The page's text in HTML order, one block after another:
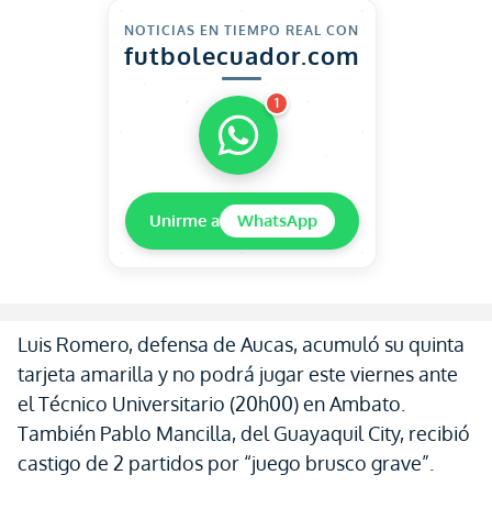
NOTICIAS EN TIEMPO REAL CON
futbolecuador.com
1
Unirme a WhatsApp
Luis Romero, defensa de Aucas, acumuló su quinta
tarjeta amarilla y no podrá jugar este viernes ante
el Técnico Universitario (20h00) en Ambato.
También Pablo Mancilla, del Guayaquil City, recibió
castigo de 2 partidos por “juego brusco grave”.